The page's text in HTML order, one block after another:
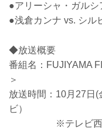
●アリーシャ・ガルシ
●浅倉カンナ vs. シル
◆放送概要
番組名：FUJIYAMA
＞
放送時間：10月27日(
ビ）
※テレビ西日本